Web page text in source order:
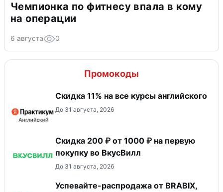
Чемпионка по фитнесу впала в кому
на операции
6 августа 0
Промокоды
Скидка 11% на все курсы английского
До 31 августа, 2026
Скидка 200 ₽ от 1000 ₽ на первую
покупку во ВкусВилл
До 31 августа, 2026
Успевайте-распродажа от BRABIX,